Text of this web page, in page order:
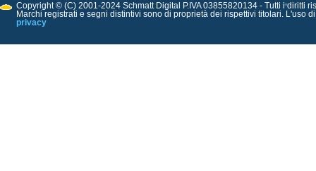
Copyright © (C) 2001-2024 Schmatt Digital P.IVA 03855820134 - Tutti i diritti
Marchi registrati e segni distintivi sono di proprietà dei rispettivi titolari. L'uso
privacy